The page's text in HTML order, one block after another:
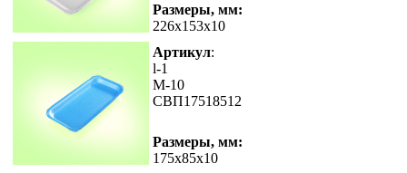
Размеры, мм:
226x153x10
Артикул:
l-1
М-10
СВП17518512
Размеры, мм:
175x85x10